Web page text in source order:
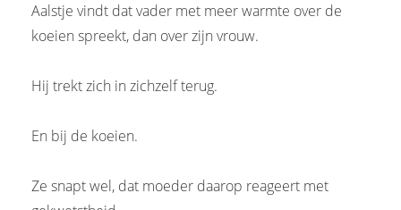
Aalstje vindt dat vader met meer warmte over de
koeien spreekt, dan over zijn vrouw.
Hij trekt zich in zichzelf terug.
En bij de koeien.
Ze snapt wel, dat moeder daarop reageert met